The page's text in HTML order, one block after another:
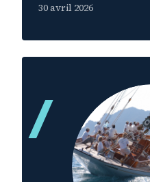
30 avril 2026